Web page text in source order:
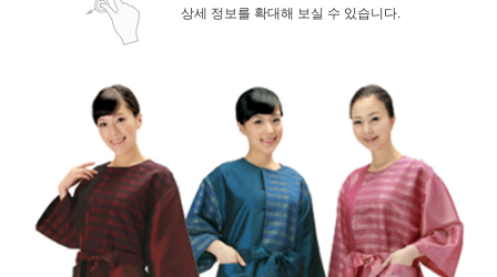
상세 정보를 확대해 보실 수 있습니다.